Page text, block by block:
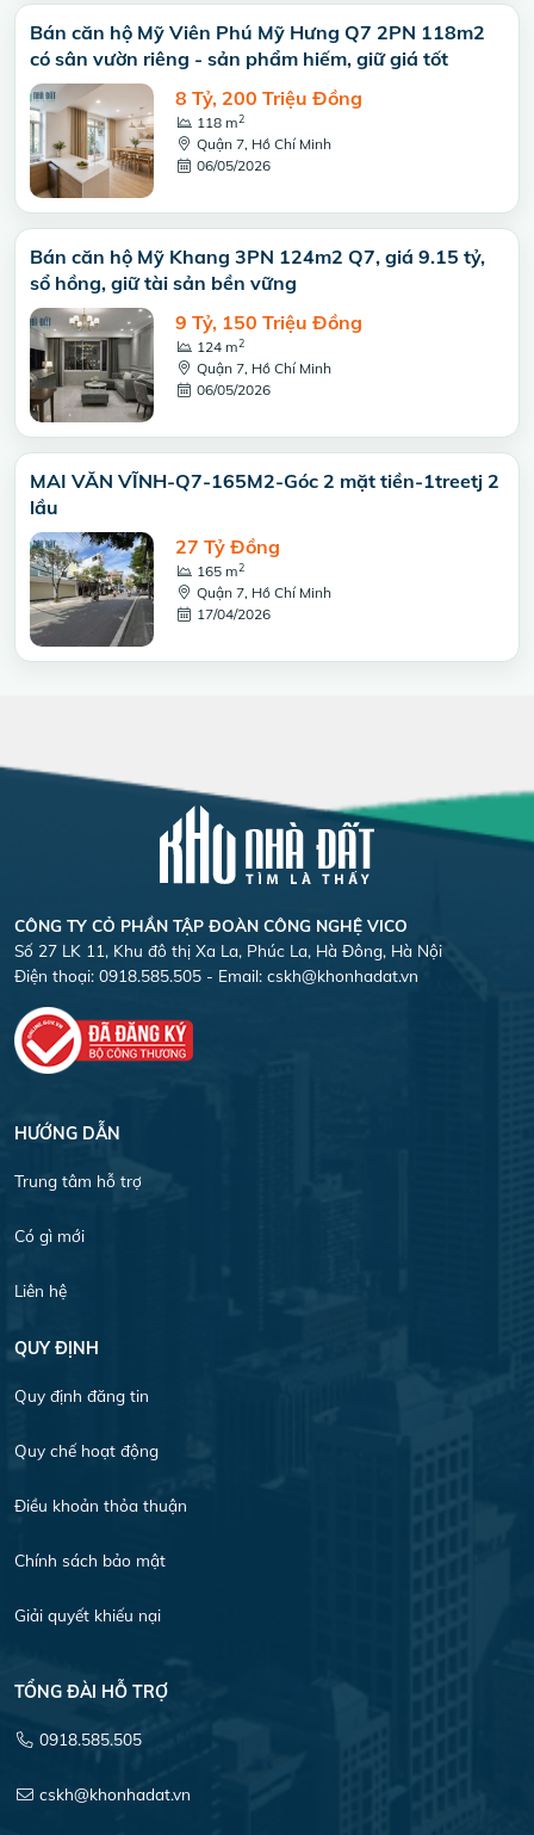
Bán căn hộ Mỹ Viên Phú Mỹ Hưng Q7 2PN 118m2
có sân vườn riêng - sản phẩm hiếm, giữ giá tốt
8 Tỷ, 200 Triệu Đồng
118 m2
Quận 7, Hồ Chí Minh
06/05/2026
Bán căn hộ Mỹ Khang 3PN 124m2 Q7, giá 9.15 tỷ,
sổ hồng, giữ tài sản bền vững
9 Tỷ, 150 Triệu Đồng
124 m2
Quận 7, Hồ Chí Minh
06/05/2026
MAI VĂN VĨNH-Q7-165M2-Góc 2 mặt tiền-1treetj 2
lầu
27 Tỷ Đồng
165 m2
Quận 7, Hồ Chí Minh
17/04/2026
CÔNG TY CỎ PHẦN TẬP ĐOÀN CÔNG NGHỆ VICO
Số 27 LK 11, Khu đô thị Xa La, Phúc La, Hà Đông, Hà Nội
Điện thoại: 0918.585.505 - Email: cskh@khonhadat.vn
HƯỚNG DẪN
Trung tâm hỗ trợ
Có gì mới
Liên hệ
QUY ĐỊNH
Quy định đăng tin
Quy chế hoạt động
Điều khoản thỏa thuận
Chính sách bảo mật
Giải quyết khiếu nại
TỔNG ĐÀI HỖ TRỢ
0918.585.505
cskh@khonhadat.vn